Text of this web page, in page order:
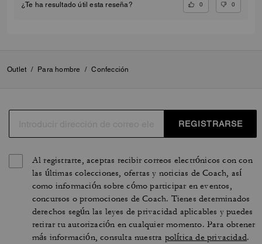
¿Te ha resultado útil esta reseña? 0 0
Outlet / Para hombre / Confección
REGISTRARSE
Al registrarte, aceptas recibir correos electrónicos con con
las últimas colecciones, ofertas y noticias de Coach, así
como información sobre cómo participar en eventos,
concursos o promociones de Coach. Tienes determinados
derechos según las leyes de privacidad aplicables y puedes
retirar tu autorización en cualquier momento. Para obtener
más información, consulta nuestra política de privacidad.